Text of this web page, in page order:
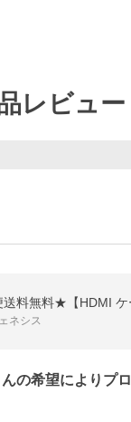
レビュー
料無料★【HDMI ケ
ネシス
の希望によりプ